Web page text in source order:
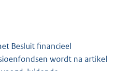
Besluit financieel
wordt na artikel